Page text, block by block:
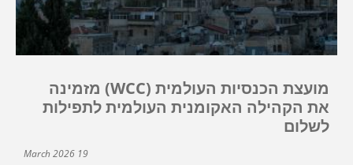
מועצת הכנסיות העולמית (WCC) מזמינה
את הקהילה האקומנית העולמית לתפילות
לשלום
19 March 2026